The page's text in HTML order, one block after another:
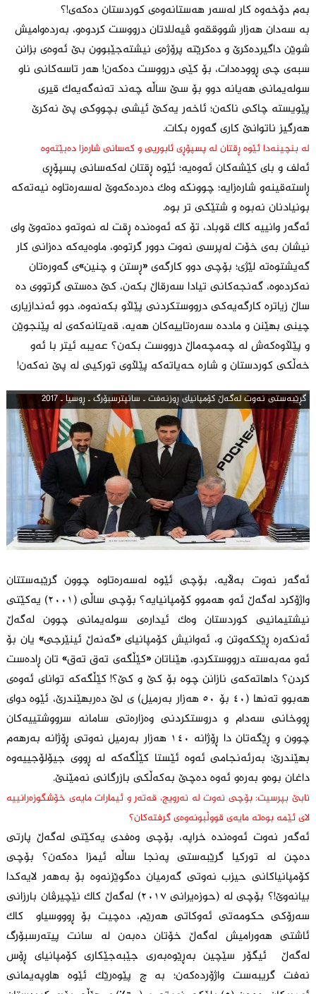
بەم دۆخەوە کار لەسەر هەستانەوەی کوردستان دەکەی!؟
بە سەدان هەزار شووققەو ڤیەللاتان درووست کردوەو، بەردەوامیش
شوێن داگیردەکرێ و دەکرێتە پرۆژەی نیشتەجێبوون بێ ئەوەی بزانن
سبەی چی ڕوودەدات، بۆ کێی درووست دەکەن! هەر تاسەکانی ناو
سولەیمانی هەیانە دوو بۆ سێ ساڵە چەند تەنەگەیەک قیری
پێویستە چاکی ناکەن؛ ئاخەر یەکێ ئیشی بچووکی پێ نەکرێ
هەرگیز ناتوانێ کاری گەورە بکات.
لە بنچینەدا ئێوە ڕقتان لە پسپۆڕی ئابوریی و کەسانی شارەزا دەبێتەوە
ئەلف و بای کێشەکان ئەوەیە؛ ئێوە ڕقتان لەکەسانی پسپۆڕی
ڕاستەقینەو شارەزایە؛ چوونکە وەک دەردەکەوێ لەسەرەتاوە نیەتەکە
بونیادنان نەبوە و شتێکی تر بوە.
ئەگەر وانییە کاک قوباد، تۆ کە ئەوەندە ڕقت لە نەوتەو دەتەوێ وای
نیشان بەی خۆت لەپرسی نەوت دوور گرتوەو، ماوەیەکە دەزانی کار
گەیشتوەتە لێژی؛ بۆچی دوو کارگەی «ڕستن و چنین»ی گەورەتان
نەکردەوە، گەنجەکانی تیادا سەرقاڵ بکەن، کێ دەستی گرتووی دە
ساڵ زیاترە کارگەیەکی درووستکردنی پێڵاو بکەنەوە، دوو ئەندازیاری
چینی بهێنن و ماددە سەرەتاییەکان هەیە، قەیتانەکەی لە پێنجوێن
و پێڵاوەکەش لە چەمچەماڵ درووست بکەن؟ عەیبە ئیتر با ئەو
خەڵکی کوردستان و شارە حەیاتەکە پێڵاوی تورکیی لە پێ نەکەن!
گڕێبه‌ستی نه‌وت له‌گه‌ڵ كۆمپانیای ڕوزنه‌فت ـ سانپترسبۆرگ ـ ڕوسیا ـ 2017
ئەگەر نەوت بەڵایە، بۆچی ئێوە لەسەرەتاوە چوون گرێبەستتان
واژۆکرد لەگەڵ ئەو هەموو کۆمپانیایە؟ بۆچی ساڵی (٢٠٠١) یەکێتی
نیشتیمانیی کوردستان وەک ئیدارەی سولەیمانی چوون لەگەڵ
ئەنکەرە ڕێککەوتن و، ئەوانیش کۆمپانیای «گەنەڵ ئینێرجی» یان بۆ
ئەو مەبەستە درووستکردو، هێناتان «کێڵگەی تەق تەق» تان ڕادەست
کردن؟ داهاتەکەی نازانن چوە بۆ کێ و کێ؟! کێڵگەکە توانای ئەوەی
هەبوو تەنها (٤٠ بۆ ٥٠ هەزار بەرمیل) ی لێ دەربهێندرێ، ئێوە دوای
ڕووخانی سەدام و دروستکردنی وەزارەتی سامانە سرووشتییەکان
چوون و ڕێگەتان دا ڕۆژانە ١٤٠ هەزار بەرمیل نەوتی ڕۆژانە بەرهەم
بهێندرێ؛ بەرئەنجامی ئەوە ئێستا کێڵگەکە لە ڕووی جیۆلۆجییەوە
داغان بوەو بەرەو ئەوە دەچێ بەکەڵکی بازرگانی نەمێنێ.
نابێ بپرسیت: بۆچی نەوت لە نەرویج، قەتەر و ئیمارات مایەی خۆشگوزەرانییە
لای ئێمە بوەتە مایەی قووڵبونەوەی گرفتەکان؟
ئەگەر نەوت ئەوەندە خراپە، بۆچی وەفدی یەکێتی لەگەڵ پارتی
دەچن لە تورکیا گرێبەستی پەنجا ساڵە ئیمزا دەکەن؟ بۆچی
کۆمپانیاکانی حیزب نەوتی گەرمیان دەگوێزنەوە بۆ بەهەر لایەکدا
بیانەوێ!؟ بۆچی لە (حوزەیرانی ٢٠١٧) لەگەڵ کاک نێچیرڤان بارزانی
سەرۆکی حکومەتی ئەوکاتی هەرێم، دەچیت بۆ ڕوووسیاو کاک
ئاشتی هەورامیش لەگەڵ خۆتان دەبەن لە سانت پیتەرسبۆرگ
لەگەڵ ئیگۆر سێچین بەڕێوەبەری جێبەجێکاری کۆمپانیای ڕۆس
نەفت گریبەست واژۆردەکەن؛ بە چ پێوەرێک ئێوە هاوپەیمانی